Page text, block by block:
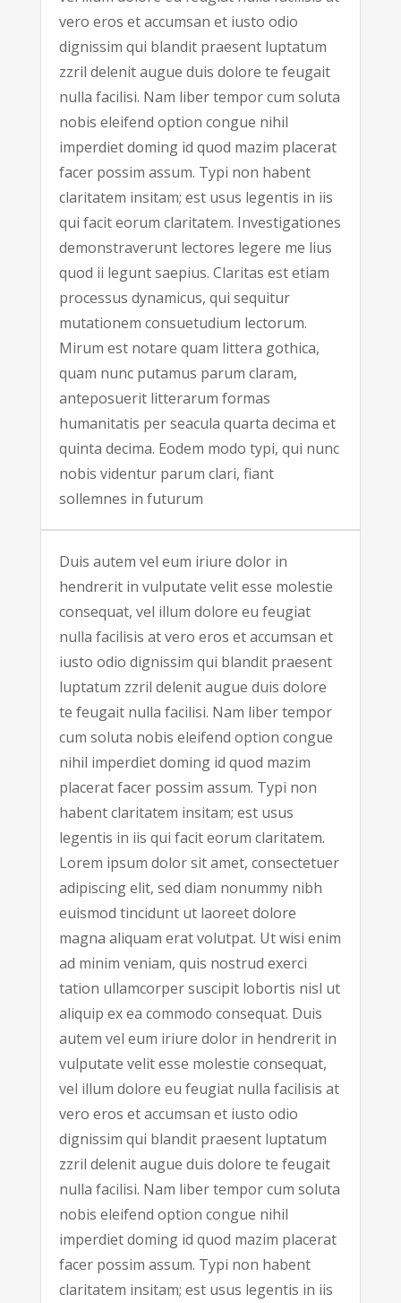
vero eros et accumsan et iusto odio
dignissim qui blandit praesent luptatum
zzril delenit augue duis dolore te feugait
nulla facilisi. Nam liber tempor cum soluta
nobis eleifend option congue nihil
imperdiet doming id quod mazim placerat
facer possim assum. Typi non habent
claritatem insitam; est usus legentis in iis
qui facit eorum claritatem. Investigationes
demonstraverunt lectores legere me lius
quod ii legunt saepius. Claritas est etiam
processus dynamicus, qui sequitur
mutationem consuetudium lectorum.
Mirum est notare quam littera gothica,
quam nunc putamus parum claram,
anteposuerit litterarum formas
humanitatis per seacula quarta decima et
quinta decima. Eodem modo typi, qui nunc
nobis videntur parum clari, fiant
sollemnes in futurum
Duis autem vel eum iriure dolor in
hendrerit in vulputate velit esse molestie
consequat, vel illum dolore eu feugiat
nulla facilisis at vero eros et accumsan et
iusto odio dignissim qui blandit praesent
luptatum zzril delenit augue duis dolore
te feugait nulla facilisi. Nam liber tempor
cum soluta nobis eleifend option congue
nihil imperdiet doming id quod mazim
placerat facer possim assum. Typi non
habent claritatem insitam; est usus
legentis in iis qui facit eorum claritatem.
Lorem ipsum dolor sit amet, consectetuer
adipiscing elit, sed diam nonummy nibh
euismod tincidunt ut laoreet dolore
magna aliquam erat volutpat. Ut wisi enim
ad minim veniam, quis nostrud exerci
tation ullamcorper suscipit lobortis nisl ut
aliquip ex ea commodo consequat. Duis
autem vel eum iriure dolor in hendrerit in
vulputate velit esse molestie consequat,
vel illum dolore eu feugiat nulla facilisis at
vero eros et accumsan et iusto odio
dignissim qui blandit praesent luptatum
zzril delenit augue duis dolore te feugait
nulla facilisi. Nam liber tempor cum soluta
nobis eleifend option congue nihil
imperdiet doming id quod mazim placerat
facer possim assum. Typi non habent
claritatem insitam; est usus legentis in iis